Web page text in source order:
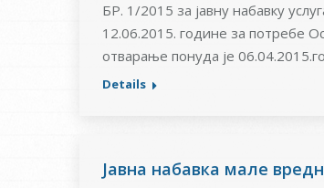
БР. 1/2015 за јавну набавку
12.06.2015. године за потребе
отварање понуда је
Details
Јавна набавка мале